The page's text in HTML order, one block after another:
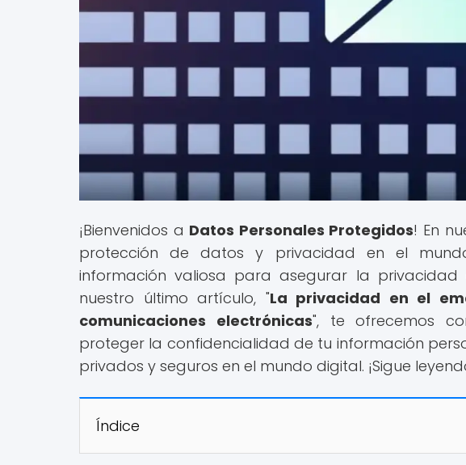
¡Bienvenidos a Datos Personales Protegidos! En
protección de datos y privacidad en el
información valiosa para asegurar la privacidad
nuestro último artículo, "La privacidad en el
comunicaciones electrónicas", te ofrecemos
proteger la confidencialidad de tu información
privados y seguros en el mundo digital. ¡Sigue
Índice